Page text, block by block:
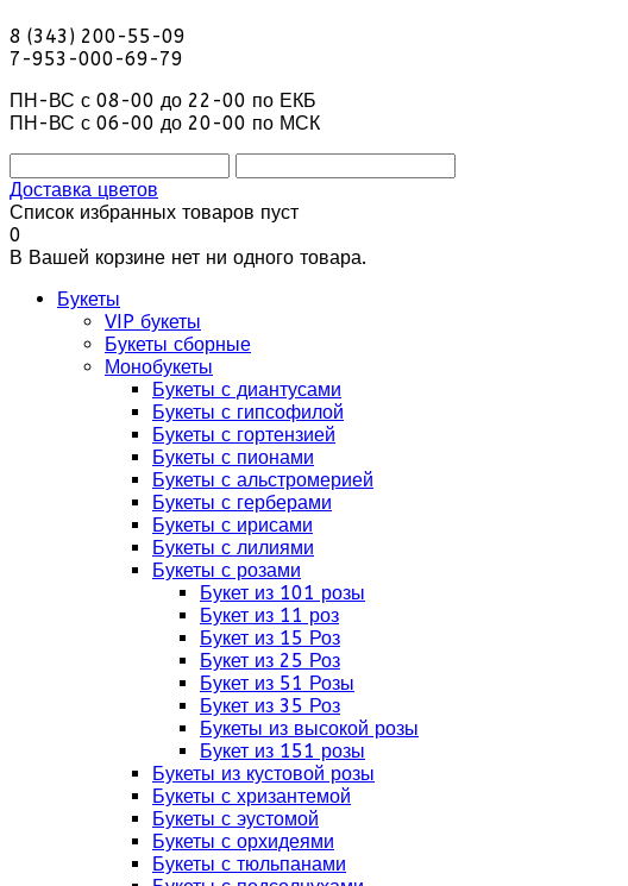
8 (343) 200-55-09
7-953-000-69-79
ПН-ВС с 08-00 до 22-00 по ЕКБ
ПН-ВС с 06-00 до 20-00 по МСК
Доставка цветов
Список избранных товаров пуст
0
В Вашей корзине нет ни одного товара.
Букеты
VIP букеты
Букеты сборные
Монобукеты
Букеты с диантусами
Букеты с гипсофилой
Букеты с гортензией
Букеты с пионами
Букеты с альстромерией
Букеты с герберами
Букеты с ирисами
Букеты с лилиями
Букеты с розами
Букет из 101 розы
Букет из 11 роз
Букет из 15 Роз
Букет из 25 Роз
Букет из 51 Розы
Букет из 35 Роз
Букеты из высокой розы
Букет из 151 розы
Букеты из кустовой розы
Букеты с хризантемой
Букеты с эустомой
Букеты с орхидеями
Букеты с тюльпанами